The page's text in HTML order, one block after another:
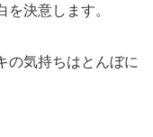
決意します。
の気持ちはとんぼに